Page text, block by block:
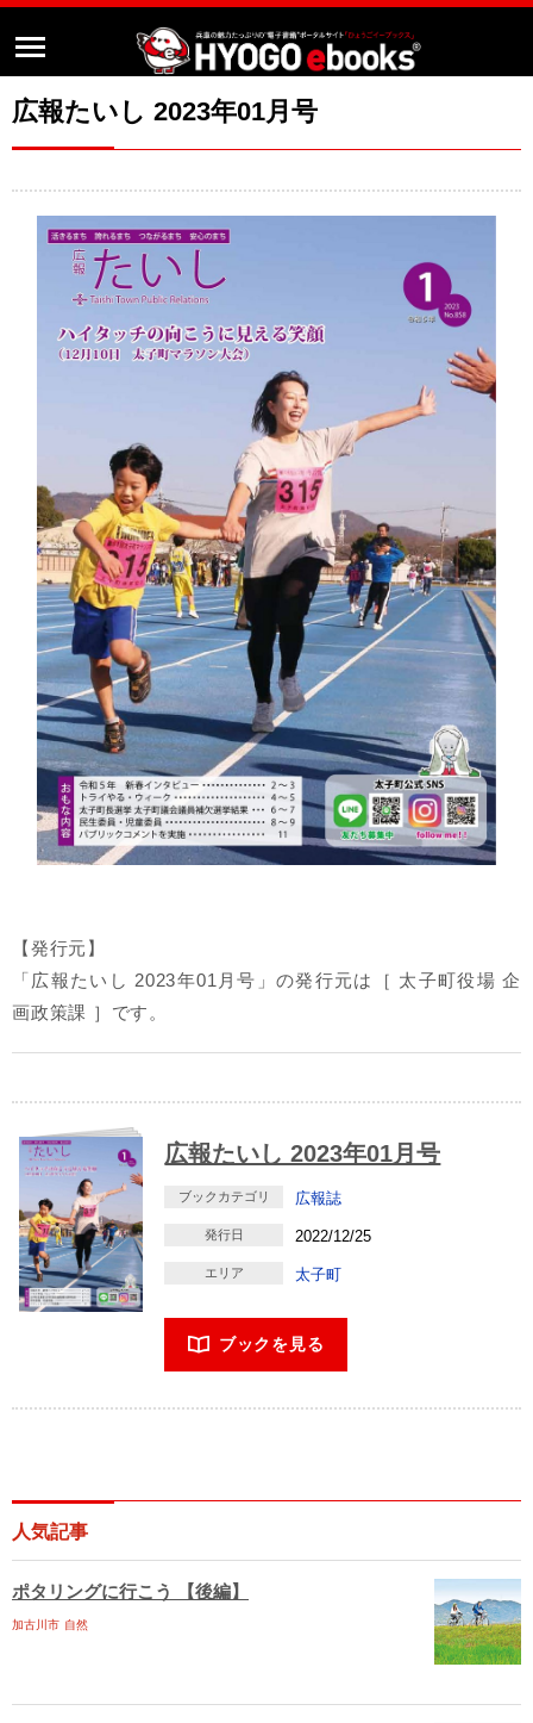
広報たいし 2023年01月号
【発行元】
「広報たいし 2023年01月号」の発行元は［ 太子町役場 企
画政策課 ］です。
広報たいし 2023年01月号
ブックカテゴリ 広報誌
発行日 2022/12/25
エリア 太子町
ブックを見る
人気記事
ポタリングに行こう 【後編】
加古川市 自然